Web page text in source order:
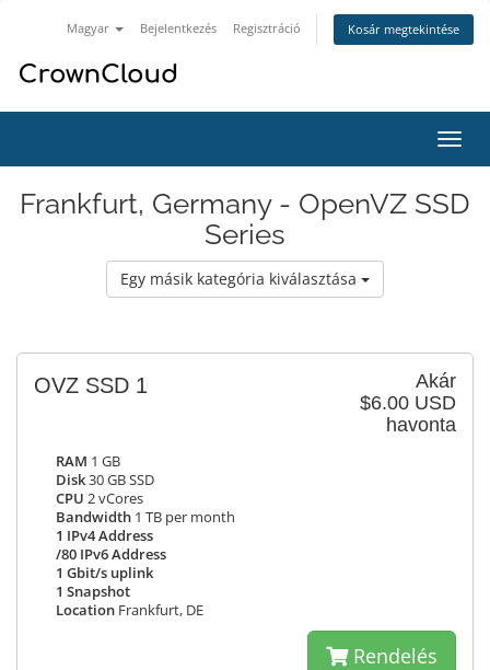
Magyar Bejelentkezés Regisztráció Kosár megtekintése
a
Frankfurt, Germany - OpenVZ SSD
Series
Egy másik kategória kiválasztása
Akár
$6.00 USD
havonta
OVZ SSD 1
RAM 1 GB
Disk30 GB SSD
CPU 2 vCores
Bandwidth 1 TB per month
1 IPv4 Address
/80 IPv6 Address
1 Gbit/s uplink
1 Snapshot
Location Frankfurt, DE
Rendelés